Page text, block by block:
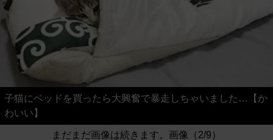
子猫にベッドを買ったら大興奮で暴走しちゃいました…【か
わいい】
まだまだ画像は続きます。画像（2/9）